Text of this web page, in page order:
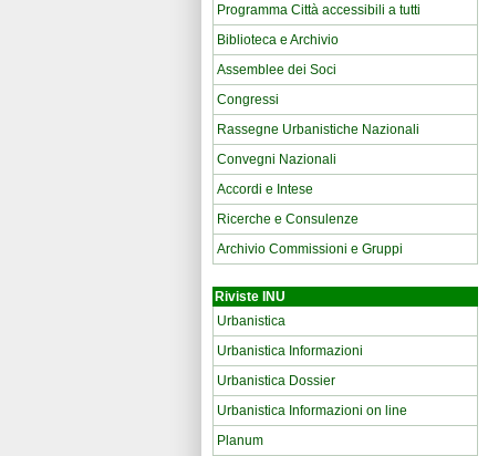
Programma Città accessibili a tutti
Biblioteca e Archivio
Assemblee dei Soci
Congressi
Rassegne Urbanistiche Nazionali
Convegni Nazionali
Accordi e Intese
Ricerche e Consulenze
Archivio Commissioni e Gruppi
Riviste INU
Urbanistica
Urbanistica Informazioni
Urbanistica Dossier
Urbanistica Informazioni on line
Planum